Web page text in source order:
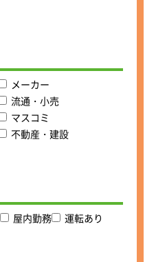
メーカー
流通・小売
マスコミ
不動産・建設
屋内勤務 運転あり